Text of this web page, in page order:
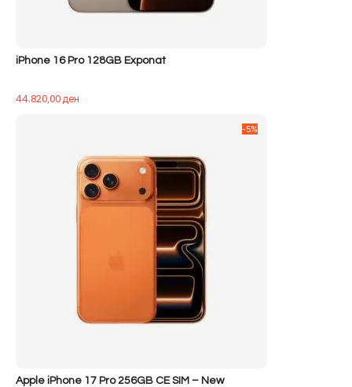
iPhone 16 Pro 128GB Exponat
44.820,00ден
Apple iPhone 17 Pro 256GB CE SIM – New
-5%